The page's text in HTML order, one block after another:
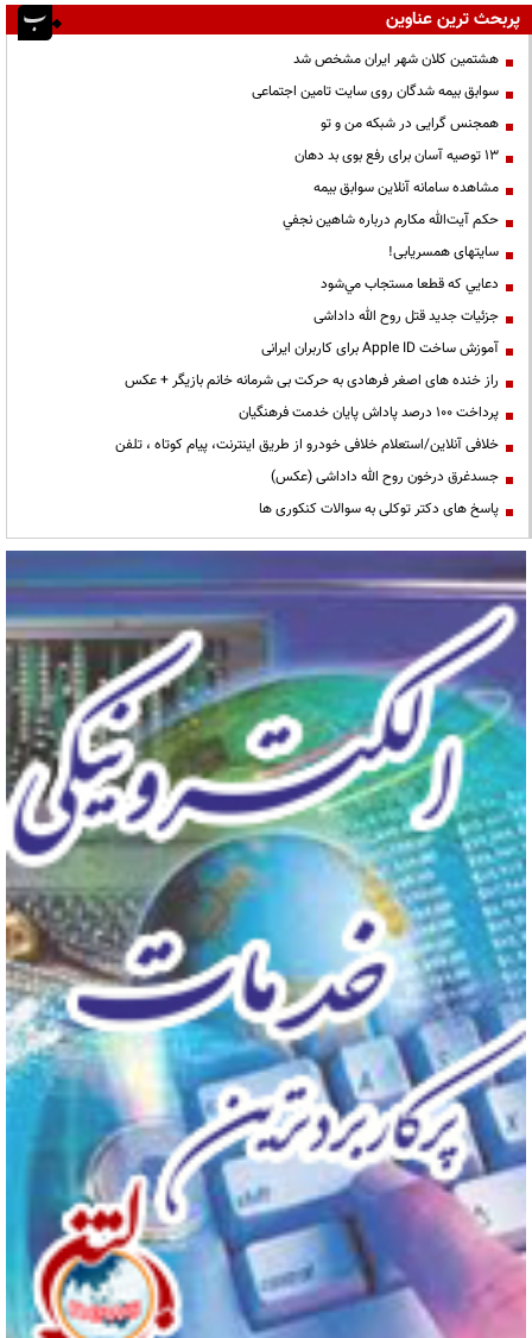
پربحث ترین عناوین
هشتمین کلان شهر ایران مشخص شد
سوابق بیمه شدگان روی سایت تامین اجتماعی
همجنس گرایی در شبکه من و تو
13 توصیه آسان برای رفع بوی بد دهان
مشاهده سامانه آنلاين سوابق بیمه
حكم آيت‌الله مكارم درباره شاهين نجفي
سایتهای همسریابی!
دعايي كه قطعا مستجاب مي‌شود
جزئیات جدید قتل روح الله داداشی
آموزش ساخت Apple ID برای کاربران ایرانی
راز خنده های اصغر فرهادی به حرکت بی شرمانه خانم بازیگر + عکس
پرداخت ۱۰۰ درصد پاداش پایان خدمت فرهنگیان
خلافی آنلاین/استعلام خلافی خودرو از طریق اینترنت، پیام کوتاه ، تلفن
جسدغرق درخون روح الله داداشی (عکس)
پاسخ های دکتر توکلی به سوالات کنکوری ها